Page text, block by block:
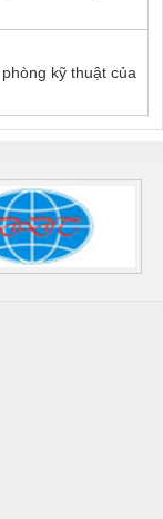
kỹ thuật của